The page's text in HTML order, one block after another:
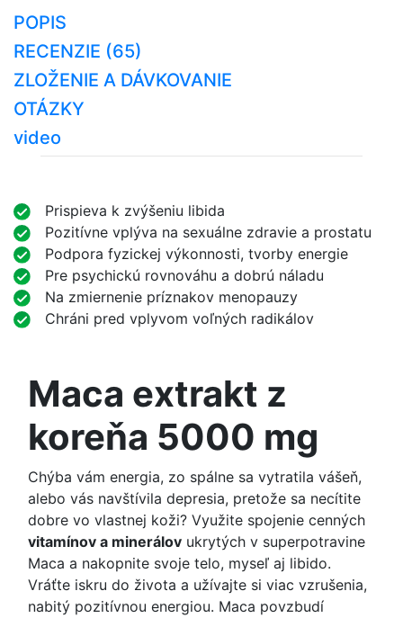
POPIS
RECENZIE (65)
ZLOŽENIE A DÁVKOVANIE
OTÁZKY
video
Prispieva k zvýšeniu libida
Pozitívne vplýva na sexuálne zdravie a prostatu
Podpora fyzickej výkonnosti, tvorby energie
Pre psychickú rovnováhu a dobrú náladu
Na zmiernenie príznakov menopauzy
Chráni pred vplyvom voľných radikálov
Maca extrakt z
koreňa 5000 mg
Chýba vám energia, zo spálne sa vytratila vášeň,
alebo vás navštívila depresia, pretože sa necítite
dobre vo vlastnej koži? Využite spojenie cenných
vitamínov a minerálov ukrytých v superpotravine
Maca a nakopnite svoje telo, myseľ aj libido.
Vráťte iskru do života a užívajte si viac vzrušenia,
nabitý pozitívnou energiou. Maca povzbudí